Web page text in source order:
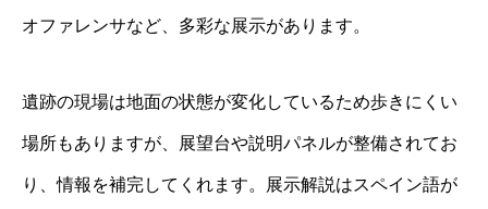
オファレンサなど、多彩な展示があります。
遺跡の現場は地面の状態が変化しているため歩きにくい
場所もありますが、展望台や説明パネルが整備されてお
り、情報を補完してくれます。展示解説はスペイン語が